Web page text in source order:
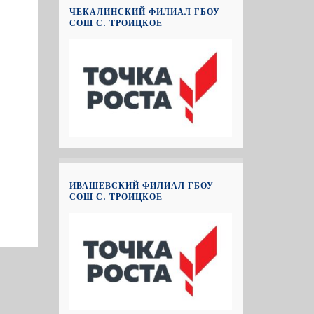
ЧЕКАЛИНСКИЙ ФИЛИАЛ ГБОУ
СОШ С. ТРОИЦКОЕ
ИВАШЕВСКИЙ ФИЛИАЛ ГБОУ
СОШ С. ТРОИЦКОЕ